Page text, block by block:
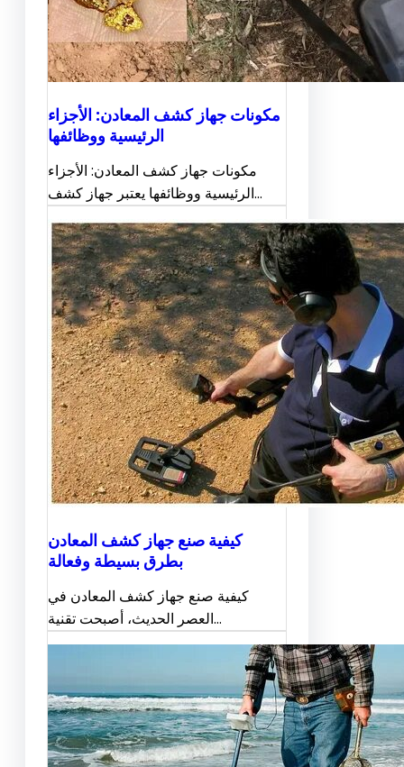
مكونات جهاز كشف المعادن: الأجزاء
الرئيسية ووظائفها
مكونات جهاز كشف المعادن: الأجزاء
الرئيسية ووظائفها يعتبر جهاز كشف…
كيفية صنع جهاز كشف المعادن
بطرق بسيطة وفعالة
كيفية صنع جهاز كشف المعادن في
العصر الحديث، أصبحت تقنية…